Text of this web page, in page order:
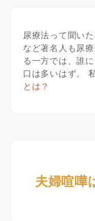
尿療法って聞い
など著名人も尿
る一方では、誰
口は多いはず。
とは？
夫婦喧嘩